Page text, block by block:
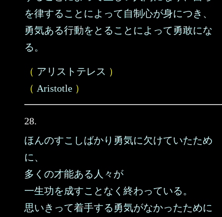
を律することによって自制心が身につき、
勇気ある行動をとることによって勇敢にな
る。
（ アリストテレス ）
（ Aristotle ）
28.
ほんのすこしばかり勇気に欠けていたため
に、
多くの才能ある人々が
一生功を成すことなく終わっている。
思いきって着手する勇気がなかったために